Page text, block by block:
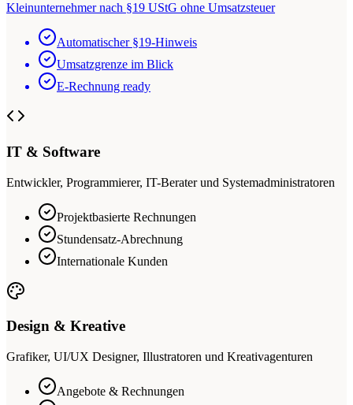
Kleinunternehmer nach §19 UStG ohne Umsatzsteuer
Automatischer §19-Hinweis
Umsatzgrenze im Blick
E-Rechnung ready
IT & Software
Entwickler, Programmierer, IT-Berater und Systemadministratoren
Projektbasierte Rechnungen
Stundensatz-Abrechnung
Internationale Kunden
Design & Kreative
Grafiker, UI/UX Designer, Illustratoren und Kreativagenturen
Angebote & Rechnungen